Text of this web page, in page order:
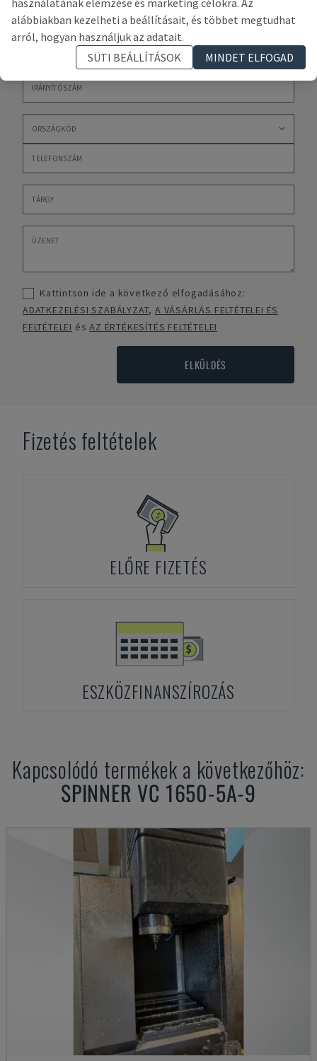
Kattintson ide a következő elfogadásához:
ADATKEZELÉSI SZABÁLYZAT,A VÁSÁRLÁS FELTÉTELEI ÉS
FELTÉTELEI ésAZ ÉRTÉKESÍTÉS FELTÉTELEI
ELKÜLDÉS
Fizetés feltételek
ELŐRE FIZETÉS
ESZKÖZFINANSZÍROZÁS
Kapcsolódó termékek a következőhöz:
SPINNER VC 1650-5A-9
használatának elemzése és marketing célokra. Az
alábbiakban kezelheti a beállításait, és többet megtudhat
arról, hogyan használjuk az adatait.
SÜTI BEÁLLÍTÁSOK
MINDET ELFOGAD